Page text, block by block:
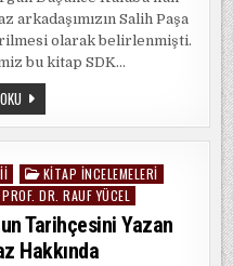
arkadaşımızın Salih Paşa
olarak belirlenmişti.
bu kitap SDK…
SALIH
PAŞA
CAMII
KITABI
KITAP İNCELEMELERI
PROF. DR. RAUF YÜCEL
Tarihçesini Yazan
Hakkında